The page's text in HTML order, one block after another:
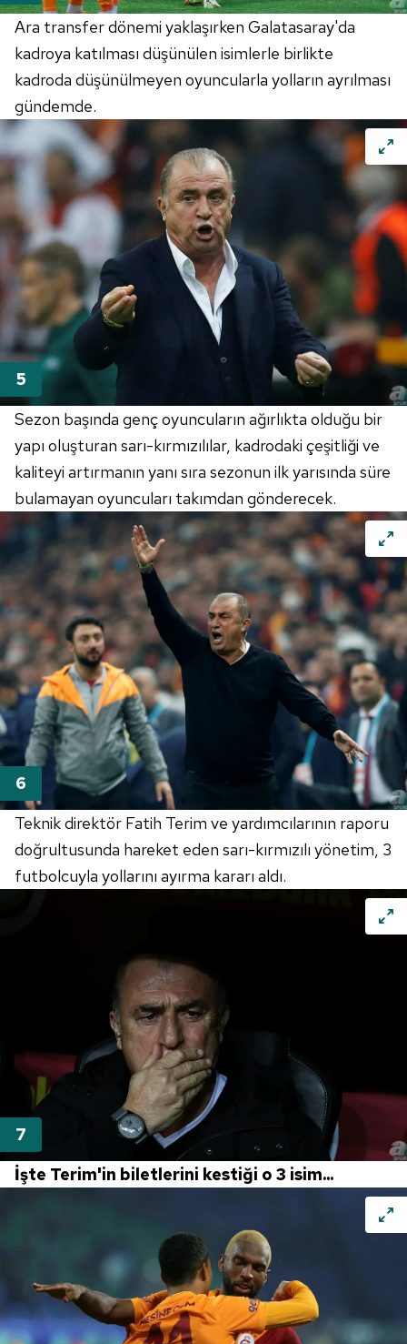
Ara transfer dönemi yaklaşırken Galatasaray'da
kadroya katılması düşünülen isimlerle birlikte
kadroda düşünülmeyen oyuncularla yolların ayrılması
gündemde.
Sezon başında genç oyuncuların ağırlıkta olduğu bir
yapı oluşturan sarı-kırmızılılar, kadrodaki çeşitliği ve
kaliteyi artırmanın yanı sıra sezonun ilk yarısında süre
bulamayan oyuncuları takımdan gönderecek.
Teknik direktör Fatih Terim ve yardımcılarının raporu
doğrultusunda hareket eden sarı-kırmızılı yönetim, 3
futbolcuyla yollarını ayırma kararı aldı.
İşte Terim'in biletlerini kestiği o 3 isim...